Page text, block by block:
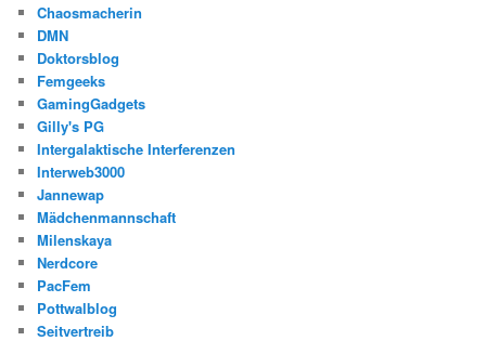
Chaosmacherin
DMN
Doktorsblog
Femgeeks
GamingGadgets
Gilly's PG
Intergalaktische Interferenzen
Interweb3000
Jannewap
Mädchenmannschaft
Milenskaya
Nerdcore
PacFem
Pottwalblog
Seitvertreib